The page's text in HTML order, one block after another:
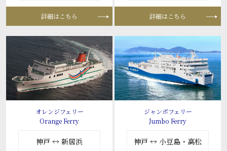
詳細はこちら 詳細はこちら
オレンジフェリー
Orange Ferry
神戸 ↔ 新居浜
ジャンボフェリー
Jumbo Ferry
神戸 ↔ 小豆島・高松